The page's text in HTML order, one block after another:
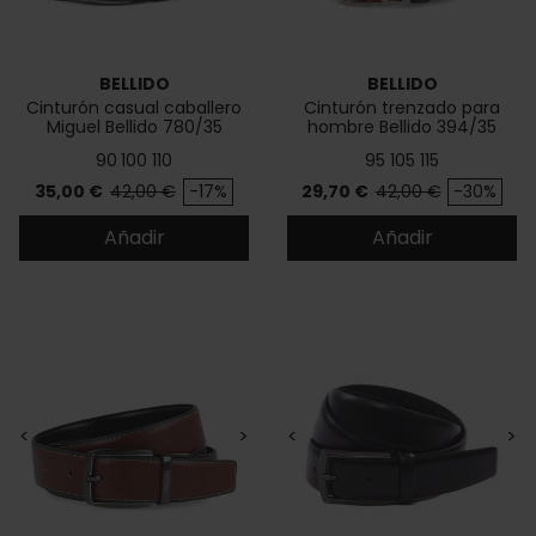
BELLIDO
Cinturón casual caballero
Miguel Bellido 780/35
90 100 110
Precio
35,00 € Precio base
42,00 € -17%
Añadir
BELLIDO
Cinturón trenzado para
hombre Bellido 394/35
95 105 115
Precio
29,70 € Precio base
42,00 € -30%
Añadir
< > < >